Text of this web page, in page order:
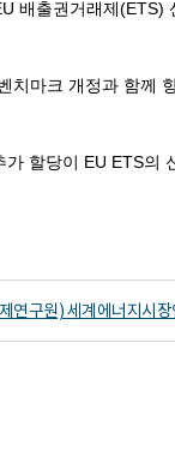
연구원) 세계에너지시